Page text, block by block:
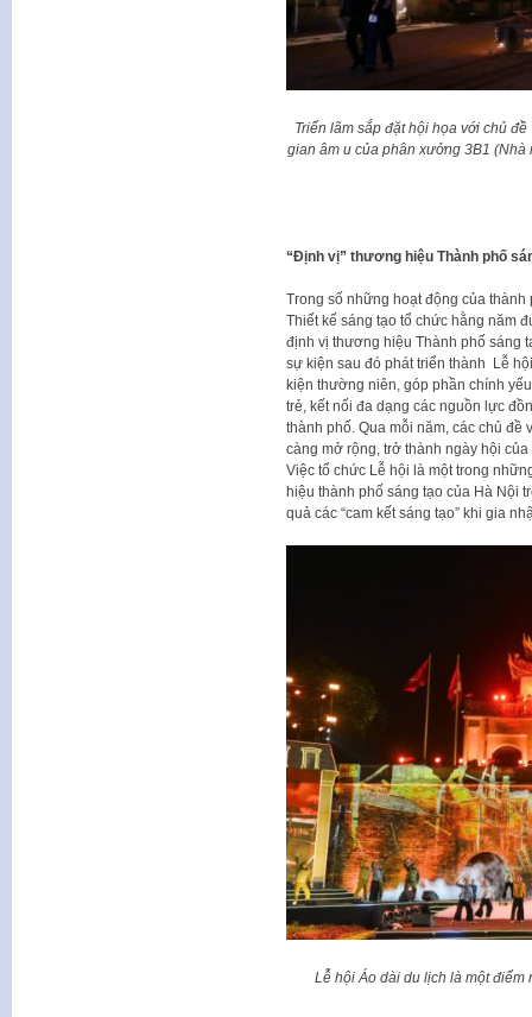
Triển lãm sắp đặt hội họa với chủ đề
gian âm u của phân xưởng 3B1
“Định vị” thương hiệu Thành phố
Trong số những hoạt động của
Thiết kế sáng tạo tổ chức hằng năm
định vị thương hiệu Thành phố sáng
sự kiện sau đó phát triển thành Lễ
kiện thường niên, góp phần chính
trẻ, kết nối đa dạng các nguồn lực
thành phố. Qua mỗi năm, các chủ đề
càng mở rộng, trở thành ngày hội
Việc tổ chức Lễ hội là một trong
hiệu thành phố sáng tạo của Hà Nội
quả các “cam kết sáng tạo” khi gia
Lễ hội Áo dài du lịch là một điểm